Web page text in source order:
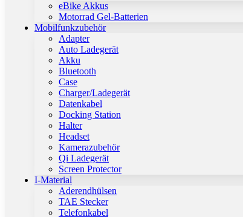
eBike Akkus
Motorrad Gel-Batterien
Mobilfunkzubehör
Adapter
Auto Ladegerät
Akku
Bluetooth
Case
Charger/Ladegerät
Datenkabel
Docking Station
Halter
Headset
Kamerazubehör
Qi Ladegerät
Screen Protector
I-Material
Aderendhülsen
TAE Stecker
Telefonkabel